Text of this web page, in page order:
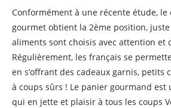
Conformément à une récente étude,
gourmet obtient la 2ème position,
aliments sont choisis avec attention et
Régulièrement, les français se
en s’offrant des cadeaux garnis, petits
à coups sûrs ! Le panier gourmand est
qui en jette et plaisir à tous les coups